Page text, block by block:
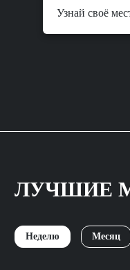
Узнай своё
ЛУЧШИЕ
Неделю Месяц